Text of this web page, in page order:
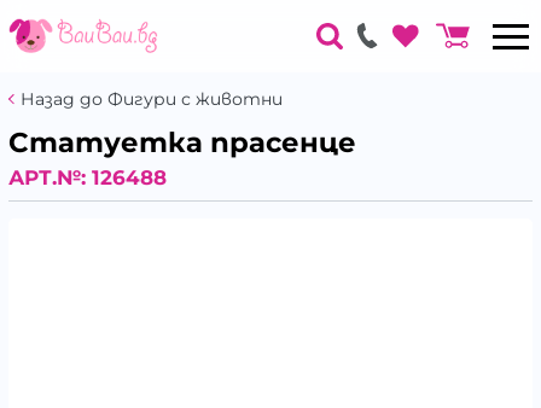
Назад до Фигури с животни
Статуетка прасенце
АРТ.№: 126488